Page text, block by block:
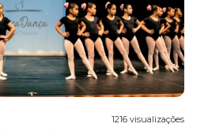
1216 visualizações